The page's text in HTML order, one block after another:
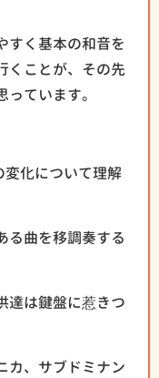
すく基本の和音を
くことが、その先
ています。
化について理解
る曲を移調奏する
達は鍵盤に惹きつ
カ、サブドミナン